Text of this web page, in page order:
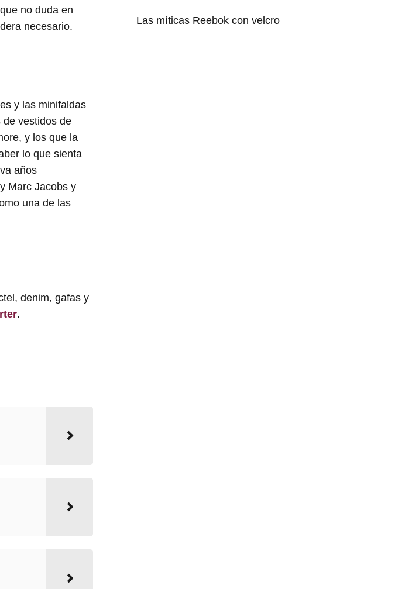
no duda en
necesario.
y las minifaldas
de vestidos de
y los que la
lo que sienta
años
Marc Jacobs y
una de las
denim, gafas y
.
Las míticas Reebok con velcro